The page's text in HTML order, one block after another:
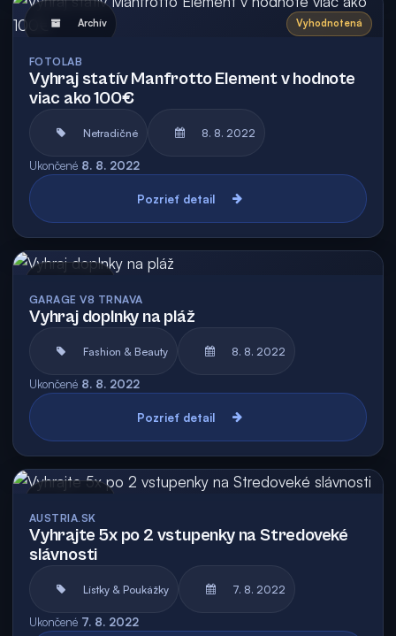
Archív Vyhodnotená
FOTOLAB
Vyhraj statív Manfrotto Element v hodnote
viac ako 100€
Netradičné 8. 8. 2022
Ukončené 8. 8. 2022
Pozrieť detail
GARAGE V8 TRNAVA
Vyhraj doplnky na pláž
Fashion & Beauty 8. 8. 2022
Ukončené 8. 8. 2022
Pozrieť detail
AUSTRIA.SK
Vyhrajte 5x po 2 vstupenky na Stredoveké
slávnosti
Lístky & Poukážky 7. 8. 2022
Ukončené 7. 8. 2022